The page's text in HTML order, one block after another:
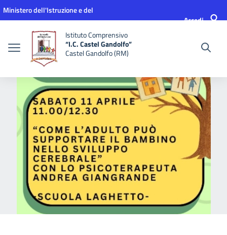
Vai ai contenuti
Vai al menu di navigazione
Vai al footer
Ministero dell'Istruzione e del
Accedi
Istituto Comprensivo
“I.C. Castel Gandolfo”
Castel Gandolfo (RM)